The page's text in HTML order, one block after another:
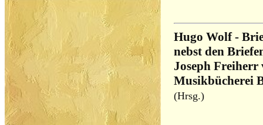
Hugo Wolf -
nebst den
Joseph Freiherr
Musikbücherei
(Hrsg.)